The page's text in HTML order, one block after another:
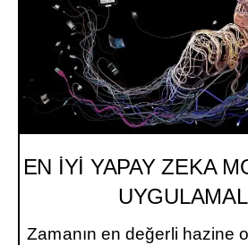
EN İYİ YAPAY ZEKA
Zamanın en değerli hazine